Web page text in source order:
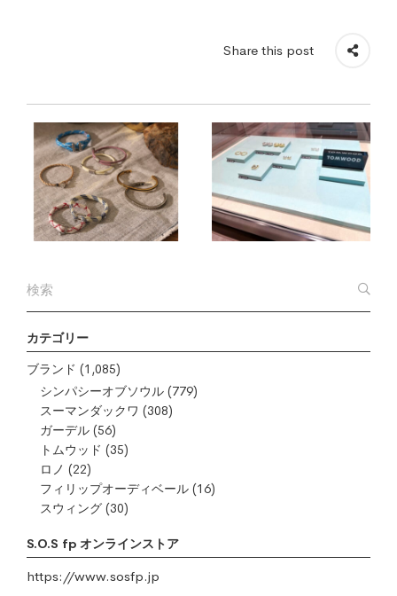
カテゴリー
ブランド (1,085)
シンパシーオブソウル (779)
スーマンダックワ (308)
ガーデル (56)
トムウッド (35)
ロノ (22)
フィリップオーディベール (16)
スウィング (30)
S.O.S fp オンラインストア
https://www.sosfp.jp
Share this post